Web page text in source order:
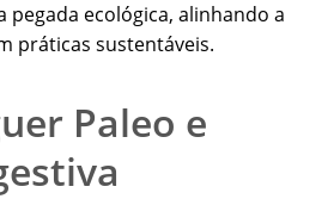
pegada ecológica, alinhando a
práticas sustentáveis.
Paleo e